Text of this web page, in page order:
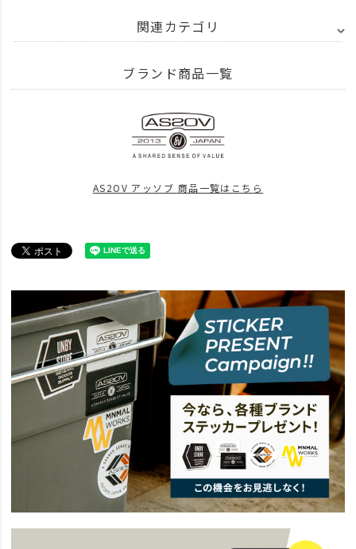
関連カテゴリ
AS2OV アッソブ EXCLUSIVE BALLISTIC NYLON - バリスティッ
ビジネスバッグ
news AS2OV拘りのマテリアル、別注バリスティックシリーズ再入荷です。
news TOTE & SHOULDER
news
news Exclusive Ballistic Series Fair
All About EXCLUSIVE BALLISTIC NYLON Series
news AS2OV TRAVEL FAIR
ブランド商品一覧
AS2OV アッソブ 商品一覧はこちら